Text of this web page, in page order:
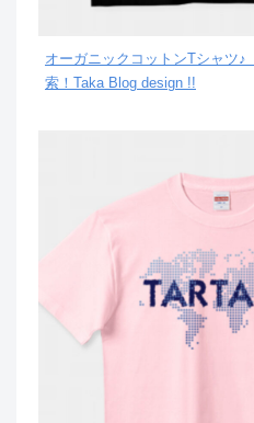
オーガニックコットンTシャツ
索！Taka Blog design !!